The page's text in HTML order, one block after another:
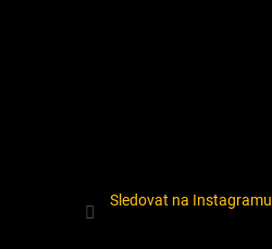
Sledovat na Instagramu